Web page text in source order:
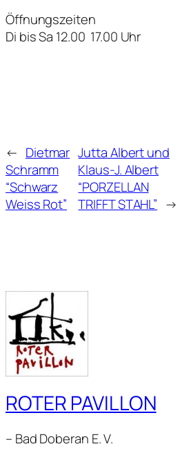
Öffnungszeiten
Di bis Sa 12.00  17.00 Uhr
← Dietmar
Schramm
“Schwarz
Weiss Rot”
Jutta Albert und
Klaus-J. Albert
“PORZELLAN
TRIFFT STAHL” →
ROTER PAVILLON
– Bad Doberan E. V.